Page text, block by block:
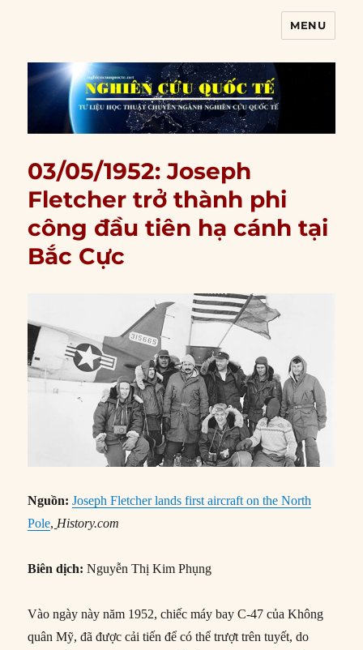
MENU
03/05/1952: Joseph
Fletcher trở thành phi
công đầu tiên hạ cánh tại
Bắc Cực
Nguồn:Joseph Fletcher lands first aircraft on the North
Pole,History.com
Biên dịch: Nguyễn Thị Kim Phụng
Vào ngày này năm 1952, chiếc máy bay C-47 của Không
quân Mỹ, đã được cải tiến để có thể trượt trên tuyết, do